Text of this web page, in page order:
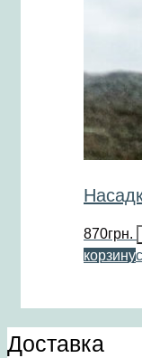
870грн.
корзину
Доставка